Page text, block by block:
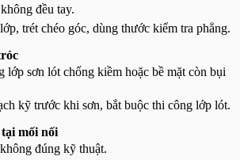
đều tay.
trét chéo góc, dùng thước kiểm tra phẳng.
sơn lót chống kiềm hoặc bề mặt còn bụi
kỹ trước khi sơn, bắt buộc thi công lớp lót.
mối nối
đúng kỹ thuật.